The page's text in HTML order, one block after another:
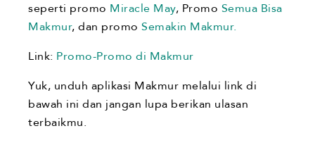
seperti promo Miracle May, Promo Semua Bisa
Makmur, dan promo Semakin Makmur.
Link: Promo-Promo di Makmur
Yuk, unduh aplikasi Makmur melalui link di
bawah ini dan jangan lupa berikan ulasan
terbaikmu.